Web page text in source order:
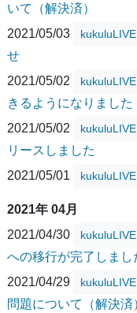
いて（解決済）
2021/05/03
kukuluLIVE
せ
2021/05/02
kukuluLIVE
きるようになりました
2021/05/02
kukuluLIVE
リースしました
2021/05/01
kukuluLIVE
2021年 04月
2021/04/30
kukuluLIVE
への移行が完了しまし
2021/04/29
kukuluLIVE
問題について（解決済